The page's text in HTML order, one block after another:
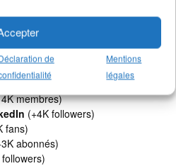
de Mentions
légales
continue d'exister, de s'améliorer et
soutenez le site via Tipeee
dans la
membres)
(+4K followers)
fans)
abonnés)